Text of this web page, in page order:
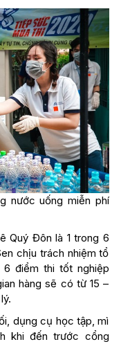
nước uống miễn phí
Quý Đôn là 1 trong 6
chịu trách nhiệm tổ
điểm thi tốt nghiệp
hàng sẽ có từ 15 –
dụng cụ học tập, mì
khi đến trước cổng